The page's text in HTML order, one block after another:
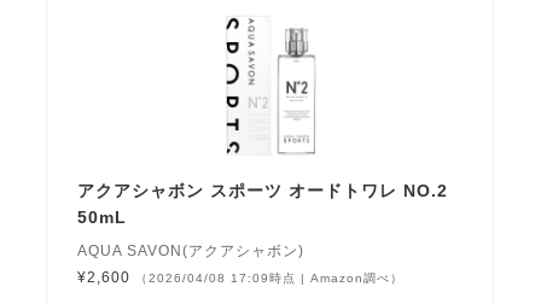
アクアシャボン スポーツ オードトワレ NO.2
50mL
AQUA SAVON(アクアシャボン)
¥2,600
（2026/04/08 17:09時点 | Amazon調べ）